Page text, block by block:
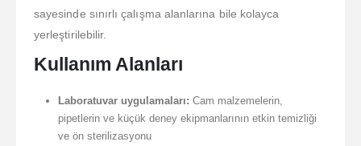
sayesinde sınırlı çalışma alanlarına bile kolayca
yerleştirilebilir.
Kullanım Alanları
Laboratuvar uygulamaları: Cam malzemelerin,
pipetlerin ve küçük deney ekipmanlarının etkin temizliği
ve ön sterilizasyonu